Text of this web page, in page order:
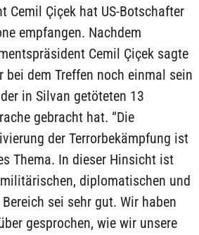
Cemil Çiçek hat US-Botschafter
empfangen. Nachdem
Cemil Çiçek sagte
bei dem Treffen noch einmal sein
in Silvan getöteten 13
gebracht hat. “Die
der Terrorbekämpfung ist
Thema. In dieser Hinsicht ist
diplomatischen und
sei sehr gut. Wir haben
gesprochen, wie wir unsere